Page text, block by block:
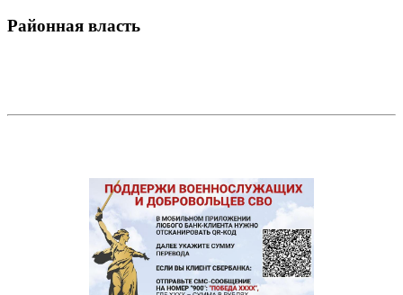
Районная власть